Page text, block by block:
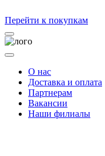
Перейти к покупкам
О нас
Доставка и оплата
Партнерам
Вакансии
Наши филиалы